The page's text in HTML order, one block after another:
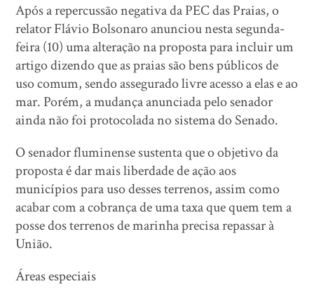
Após a repercussão negativa da PEC das Praias, o
relator Flávio Bolsonaro anunciou nesta segunda-
feira (10) uma alteração na proposta para incluir um
artigo dizendo que as praias são bens públicos de
uso comum, sendo assegurado livre acesso a elas e ao
mar. Porém, a mudança anunciada pelo senador
ainda não foi protocolada no sistema do Senado.
O senador fluminense sustenta que o objetivo da
proposta é dar mais liberdade de ação aos
municípios para uso desses terrenos, assim como
acabar com a cobrança de uma taxa que quem tem a
posse dos terrenos de marinha precisa repassar à
União.
Áreas especiais